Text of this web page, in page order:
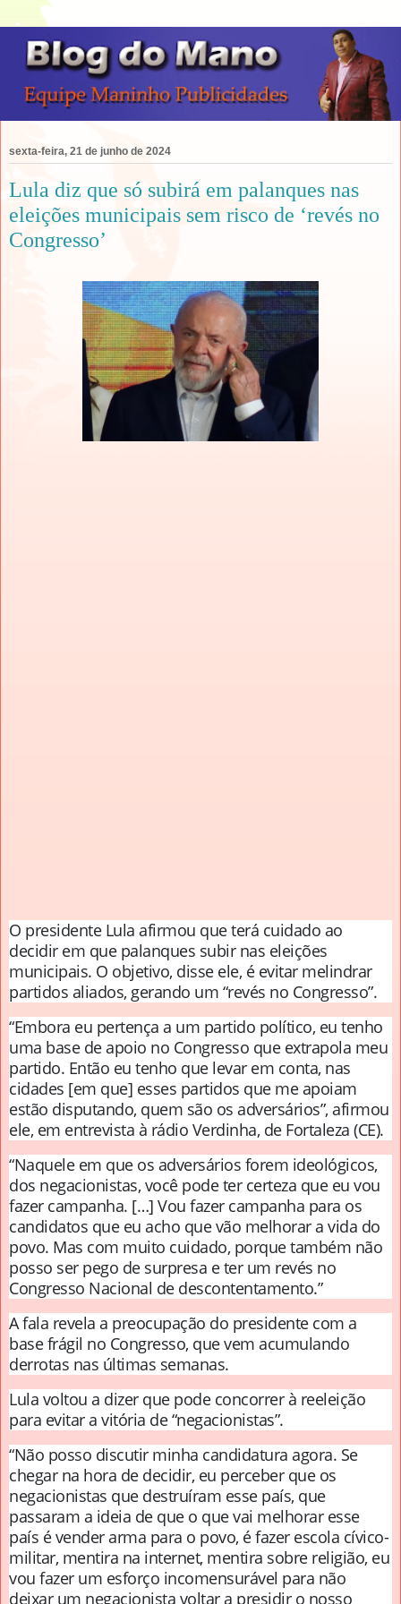
sexta-feira, 21 de junho de 2024
Lula diz que só subirá em palanques nas
eleições municipais sem risco de ‘revés no
Congresso’
O presidente Lula afirmou que terá cuidado ao
decidir em que palanques subir nas eleições
municipais. O objetivo, disse ele, é evitar melindrar
partidos aliados, gerando um “revés no Congresso”.
“Embora eu pertença a um partido político, eu tenho
uma base de apoio no Congresso que extrapola meu
partido. Então eu tenho que levar em conta, nas
cidades [em que] esses partidos que me apoiam
estão disputando, quem são os adversários”, afirmou
ele, em entrevista à rádio Verdinha, de Fortaleza (CE).
“Naquele em que os adversários forem ideológicos,
dos negacionistas, você pode ter certeza que eu vou
fazer campanha. […] Vou fazer campanha para os
candidatos que eu acho que vão melhorar a vida do
povo. Mas com muito cuidado, porque também não
posso ser pego de surpresa e ter um revés no
Congresso Nacional de descontentamento.”
A fala revela a preocupação do presidente com a
base frágil no Congresso, que vem acumulando
derrotas nas últimas semanas.
Lula voltou a dizer que pode concorrer à reeleição
para evitar a vitória de “negacionistas”.
“Não posso discutir minha candidatura agora. Se
chegar na hora de decidir, eu perceber que os
negacionistas que destruíram esse país, que
passaram a ideia de que o que vai melhorar esse
país é vender arma para o povo, é fazer escola cívico-
militar, mentira na internet, mentira sobre religião, eu
vou fazer um esforço incomensurável para não
deixar um negacionista voltar a presidir o nosso